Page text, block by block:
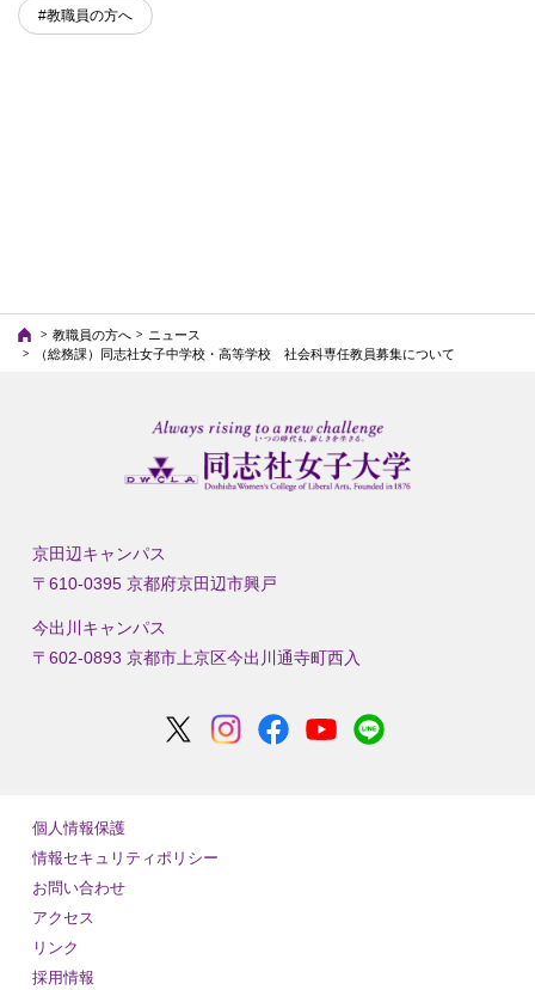
#教職員の方へ
教職員の方へ
ニュース
（総務課）同志社女子中学校・高等学校 社会科専任教員募集について
京田辺キャンパス
〒610-0395 京都府京田辺市興戸
今出川キャンパス
〒602-0893 京都市上京区今出川通寺町西入
個人情報保護
情報セキュリティポリシー
お問い合わせ
アクセス
リンク
採用情報